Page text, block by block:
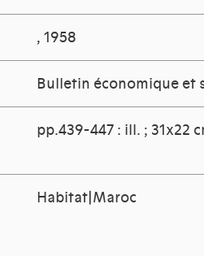
, 1958
Bulletin économique et
pp.439-447 : ill. ; 31x22
Habitat|Maroc